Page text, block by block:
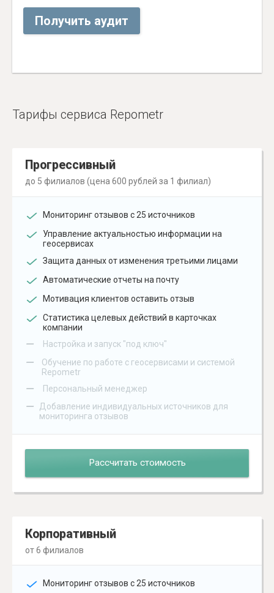
Получить аудит
Тарифы сервиса Repometr
Прогрессивный
до 5 филиалов (цена 600 рублей за 1 филиал)
Мониторинг отзывов с 25 источников
Управление актуальностью информации на
геосервисах
Защита данных от изменения третьими лицами
Автоматические отчеты на почту
Мотивация клиентов оставить отзыв
Статистика целевых действий в карточках
компании
– Настройка и запуск "под ключ"
–
Обучение по работе с геосервисами и системой
Repometr
– Персональный менеджер
–
Добавление индивидуальных источников для
мониторинга отзывов
Рассчитать стоимость
Корпоративный
от 6 филиалов
Мониторинг отзывов с 25 источников